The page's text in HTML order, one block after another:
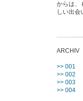
からは、
しい出会
ARCHIV
>> 001
>> 002
>> 003
>> 004